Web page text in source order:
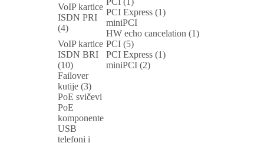
VoIP kartice
ISDN PRI
(4)
PCI Express (1)
miniPCI
HW echo cancelation (1)
VoIP kartice
ISDN BRI
(10)
PCI (5)
PCI Express (1)
miniPCI (2)
Failover
kutije (3)
PoE svičevi
PoE
komponente
USB
telefoni i